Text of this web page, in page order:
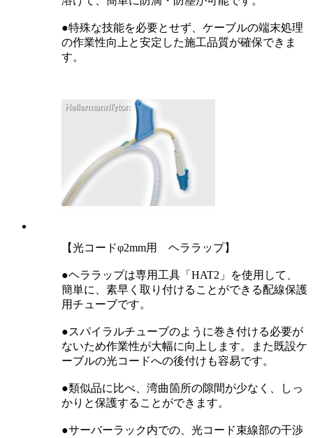
●特殊な技能を必要とせず、ケーブルの端末処理
の作業性向上と安定した施工品質が確保できま
す。
【光コードφ2mm用 ヘララップ】
●ヘララップは専用工具「HAT2」を使用して、
簡単に、素早く取り付けることができる配線保護
用チューブです。
●スパイラルチューブのように巻き付ける必要が
ないため作業性が大幅に向上します。また既設ケ
ーブルの光コードへの後付けも容易です。
●類似品に比べ、湾曲箇所の隙間が少なく、しっ
かりと保護することができます。
●サーバーラック内での、光コード束線部の干渉